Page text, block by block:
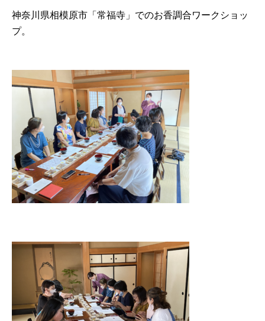
神奈川県相模原市「常福寺」でのお香調合ワークショッ
プ。